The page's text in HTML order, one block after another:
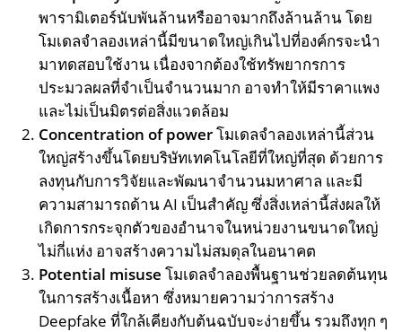
พารามิเตอร์นับพันล้านหรืออาจมากถึงล้านล้าน โดย
โมเดลจำลองเหล่านี้มีขนาดใหญ่เกินไปที่องค์กรจะนำ
มาทดสอบใช้งาน เนื่องจากต้องใช้ทรัพยากรการ
ประมวลผลที่จำเป็นจำนวนมาก อาจทำให้มีราคาแพง
และไม่เป็นมิตรต่อสิ่งแวดล้อม
Concentration of powerโมเดลจำลองเหล่านี้ส่วน
ใหญ่สร้างขึ้นโดยบริษัทเทคโนโลยีที่ใหญ่ที่สุด ด้วยการ
ลงทุนกับการวิจัยและพัฒนาจำนวนมหาศาล และมี
ความสามารถด้าน AI เป็นสำคัญ ซึ่งสิ่งเหล่านี้ส่งผลให้
เกิดการกระจุกตัวของอำนาจในหน่วยงานขนาดใหญ่
ไม่กี่แห่ง อาจสร้างความไม่สมดุลในอนาคต
Potential misuse โมเดลจำลองพื้นฐานช่วยลดต้นทุน
ในการสร้างเนื้อหา ซึ่งหมายความว่าการสร้าง
Deepfake ที่ใกล้เคียงกับต้นฉบับจะง่ายขึ้น รวมถึงทุก ๆ